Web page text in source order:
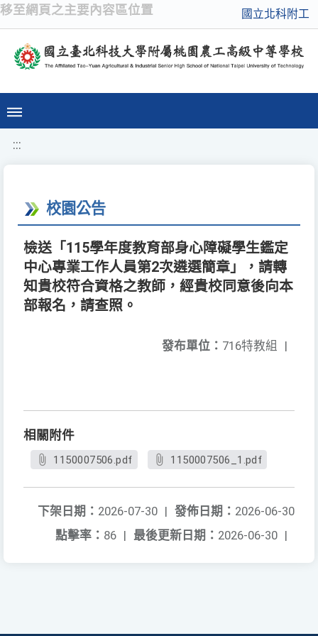
移至網頁之主要內容區位置 國立北科附工
:::
校園公告
檢送「115學年度教育部身心障礙學生鑑定
中心專業工作人員第2次遴選簡章」，請轉
知貴校符合資格之教師，經貴校同意後向本
部報名，請查照。
發布單位： 716特教組 |
相關附件
1150007506.pdf 1150007506_1.pdf
發佈日期： 2026-06-30
下架日期： 2026-07-30 |
最後更新日期： 2026-06-30 |
點擊率： 86 |